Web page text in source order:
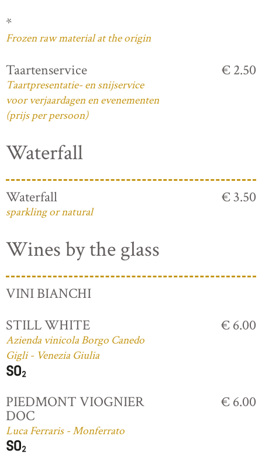
*
Frozen raw material at the origin
Taartenservice
Taartpresentatie- en snijservice
voor verjaardagen en evenementen
(prijs per persoon)
€ 2.50
Waterfall
Waterfall
sparkling or natural
€ 3.50
Wines by the glass
VINI BIANCHI
STILL WHITE
Azienda vinicola Borgo Canedo
Gigli - Venezia Giulia
€ 6.00
PIEDMONT VIOGNIER
DOC
Luca Ferraris - Monferrato
€ 6.00